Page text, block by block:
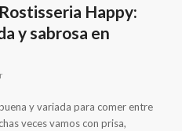
Happy:
y sabrosa en
y variada para comer entre
veces vamos con prisa,